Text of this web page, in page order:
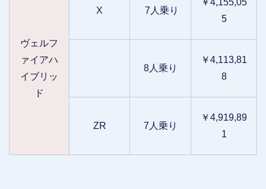
ヴェルフ
ァイアハ
イブリッ
ド
X 7人乗り
￥4,155,05
5
8人乗り
￥4,113,81
8
ZR 7人乗り
￥4,919,89
1